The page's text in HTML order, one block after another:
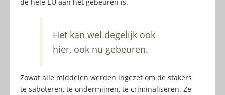
de hele EU aan het gebeuren is.
Het kan wel degelijk ook
hier, ook nu gebeuren.
Zowat alle middelen werden ingezet om de stakers
te saboteren, te ondermijnen, te criminaliseren. Ze